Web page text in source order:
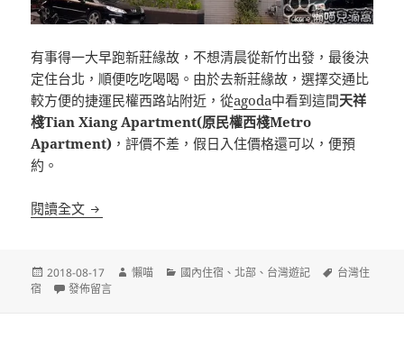
有事得一大早跑新莊緣故，不想清晨從新竹出發，最後決
定住台北，順便吃吃喝喝。由於去新莊緣故，選擇交通比
較方便的捷運民權西路站附近，從agoda中看到這間天祥
棧Tian Xiang Apartment(原民權西棧Metro
Apartment) ，評價不差，假日入住價格還可以，便預
約。
閱讀全文 [台北]天祥棧Tian Xiang Apartment 捷運民權西路
發
佈
2018-08-17
作
懶喵
分
國內住宿 、北部 、 台灣遊記
標
台灣住
宿
在〈[台北]天祥棧Tian Xiang Apartment 捷運民權西路站旁〉
發佈留言